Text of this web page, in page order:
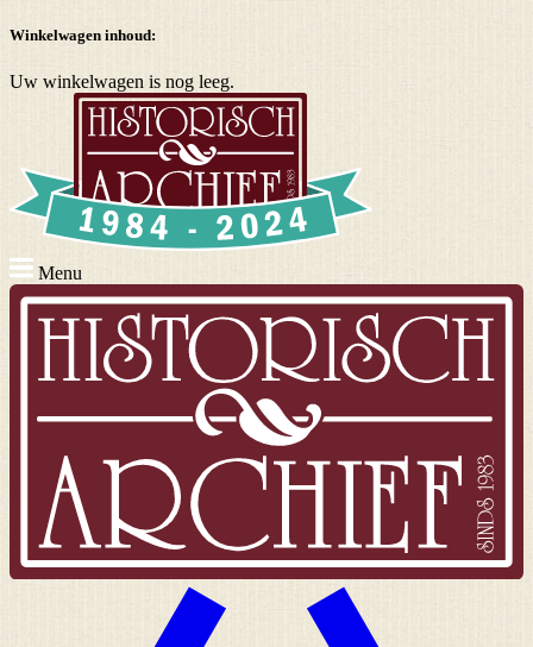
Winkelwagen inhoud:
Uw winkelwagen is nog leeg.
Menu